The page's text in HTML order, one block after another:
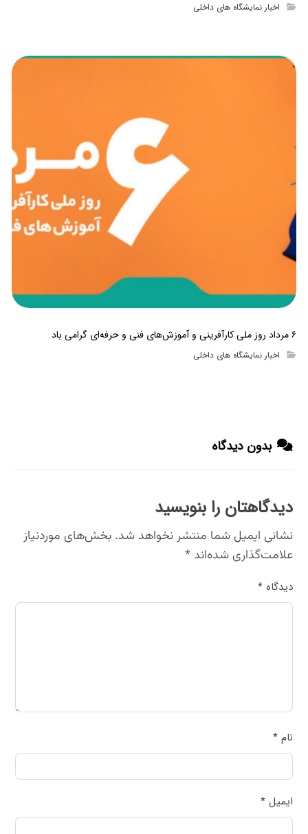
اخبار نمایشگاه های داخلی
۶ مرداد روز ملی کارآفرینی و آموزش‌های فنی و حرفه‌ای گرامی باد
اخبار نمایشگاه های داخلی
بدون دیدگاه
دیدگاهتان را بنویسید
نشانی ایمیل شما منتشر نخواهد شد. بخش‌های موردنیاز
علامت‌گذاری شده‌اند*
دیدگاه*
نام*
ایمیل*